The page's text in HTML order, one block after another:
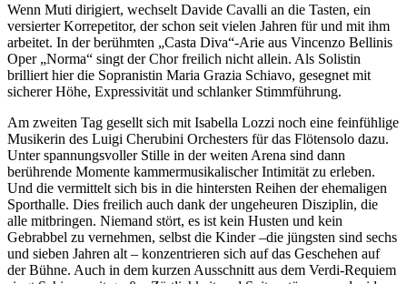
Wenn Muti dirigiert, wechselt Davide Cavalli an die Tasten, ein
versierter Korrepetitor, der schon seit vielen Jahren für und mit ihm
arbeitet. In der berühmten „Casta Diva“-Arie aus Vincenzo Bellinis
Oper „Norma“ singt der Chor freilich nicht allein. Als Solistin
brilliert hier die Sopranistin Maria Grazia Schiavo, gesegnet mit
sicherer Höhe, Expressivität und schlanker Stimmführung.
Am zweiten Tag gesellt sich mit Isabella Lozzi noch eine feinfühlige
Musikerin des Luigi Cherubini Orchesters für das Flötensolo dazu.
Unter spannungsvoller Stille in der weiten Arena sind dann
berührende Momente kammermusikalischer Intimität zu erleben.
Und die vermittelt sich bis in die hintersten Reihen der ehemaligen
Sporthalle. Dies freilich auch dank der ungeheuren Disziplin, die
alle mitbringen. Niemand stört, es ist kein Husten und kein
Gebrabbel zu vernehmen, selbst die Kinder –die jüngsten sind sechs
und sieben Jahren alt – konzentrieren sich auf das Geschehen auf
der Bühne. Auch in dem kurzen Ausschnitt aus dem Verdi-Requiem